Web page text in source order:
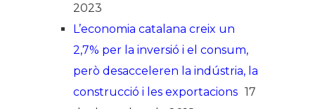
2023
L’economia catalana creix un
2,7% per la inversió i el consum,
però desacceleren la indústria, la
construcció i les exportacions 17